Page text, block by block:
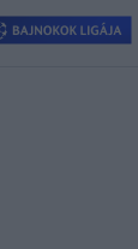
csatája 2026